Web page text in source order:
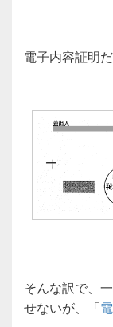
電子内容証明
そんな訳で、
せないが、「